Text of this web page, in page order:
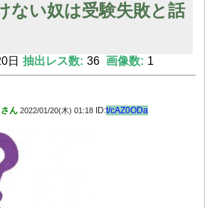
い奴は受験失敗と話
日 抽出レス数: 36 画像数: 1
ん 2022/01/20(木) 01:18 ID:t/cAZ0ODa